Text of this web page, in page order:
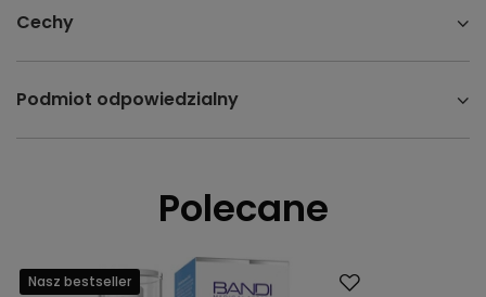
Cechy
Podmiot odpowiedzialny
Polecane
Nasz bestseller